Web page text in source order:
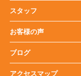
スタッフ
お客様の声
ブログ
アクセスマップ